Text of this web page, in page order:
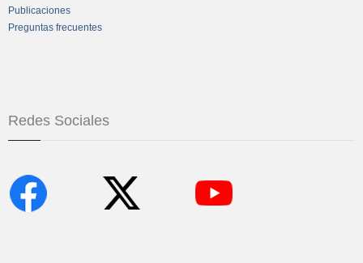
Publicaciones
Preguntas frecuentes
Redes Sociales